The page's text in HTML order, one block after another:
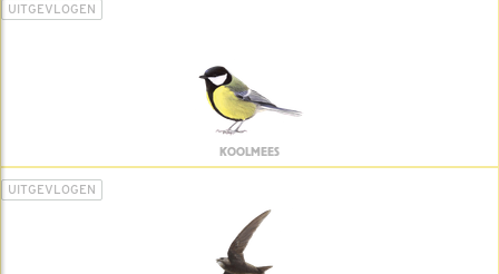
UITGEVLOGEN
KOOLMEES
UITGEVLOGEN